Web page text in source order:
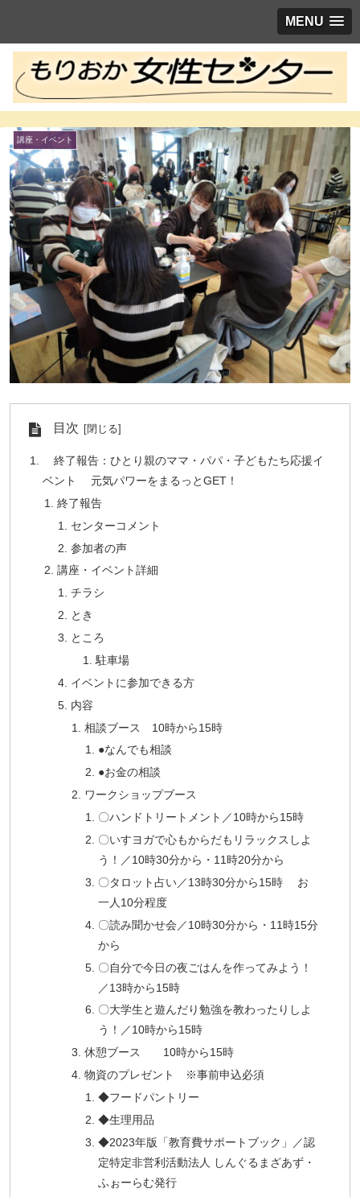
MENU
講座・イベント
目次
終了報告：ひとり親のママ・パパ・子どもたち応援イ
ベント 元気パワーをまるっとGET！
終了報告
センターコメント
参加者の声
講座・イベント詳細
チラシ
とき
ところ
駐車場
イベントに参加できる方
内容
相談ブース 10時から15時
●なんでも相談
●お金の相談
ワークショップブース
〇ハンドトリートメント／10時から15時
〇いすヨガで心もからだもリラックスしよ
う！／10時30分から・11時20分から
〇タロット占い／13時30分から15時 お
一人10分程度
〇読み聞かせ会／10時30分から・11時15分
から
〇自分で今日の夜ごはんを作ってみよう！
／13時から15時
〇大学生と遊んだり勉強を教わったりしよ
う！／10時から15時
休憩ブース 10時から15時
物資のプレゼント ※事前申込必須
◆フードパントリー
◆生理用品
◆2023年版「教育費サポートブック」／認
定特定非営利活動法人 しんぐるまざあず・
ふぉーらむ発行